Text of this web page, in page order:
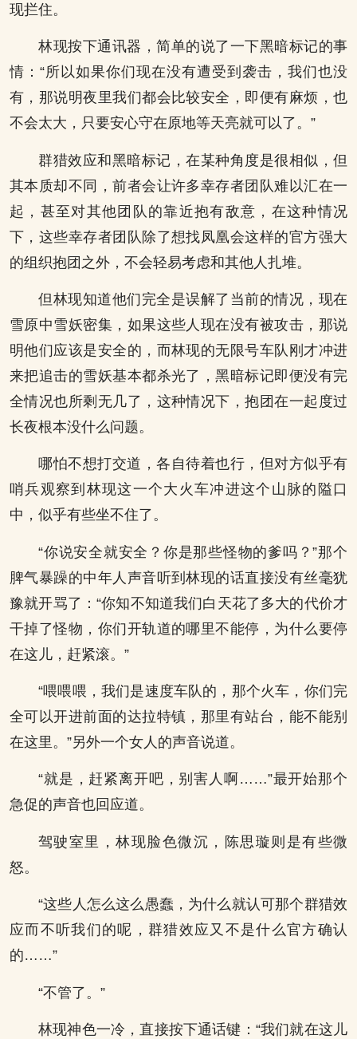
现拦住。
林现按下通讯器，简单的说了一下黑暗标记的事
情：“所以如果你们现在没有遭受到袭击，我们也没
有，那说明夜里我们都会比较安全，即便有麻烦，也
不会太大，只要安心守在原地等天亮就可以了。”
群猎效应和黑暗标记，在某种角度是很相似，但
其本质却不同，前者会让许多幸存者团队难以汇在一
起，甚至对其他团队的靠近抱有敌意，在这种情况
下，这些幸存者团队除了想找凤凰会这样的官方强大
的组织抱团之外，不会轻易考虑和其他人扎堆。
但林现知道他们完全是误解了当前的情况，现在
雪原中雪妖密集，如果这些人现在没有被攻击，那说
明他们应该是安全的，而林现的无限号车队刚才冲进
来把追击的雪妖基本都杀光了，黑暗标记即便没有完
全情况也所剩无几了，这种情况下，抱团在一起度过
长夜根本没什么问题。
哪怕不想打交道，各自待着也行，但对方似乎有
哨兵观察到林现这一个大火车冲进这个山脉的隘口
中，似乎有些坐不住了。
“你说安全就安全？你是那些怪物的爹吗？”那个
脾气暴躁的中年人声音听到林现的话直接没有丝毫犹
豫就开骂了：“你知不知道我们白天花了多大的代价才
干掉了怪物，你们开轨道的哪里不能停，为什么要停
在这儿，赶紧滚。”
“喂喂喂，我们是速度车队的，那个火车，你们完
全可以开进前面的达拉特镇，那里有站台，能不能别
在这里。”另外一个女人的声音说道。
“就是，赶紧离开吧，别害人啊……”最开始那个
急促的声音也回应道。
驾驶室里，林现脸色微沉，陈思璇则是有些微
怒。
“这些人怎么这么愚蠢，为什么就认可那个群猎效
应而不听我们的呢，群猎效应又不是什么官方确认
的……”
“不管了。”
林现神色一冷，直接按下通话键：“我们就在这儿